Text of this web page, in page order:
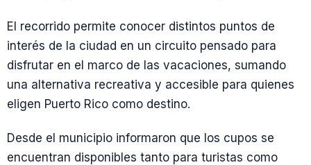
El recorrido permite conocer distintos puntos de
interés de la ciudad en un circuito pensado para
disfrutar en el marco de las vacaciones, sumando
una alternativa recreativa y accesible para quienes
eligen Puerto Rico como destino.
Desde el municipio informaron que los cupos se
encuentran disponibles tanto para turistas como